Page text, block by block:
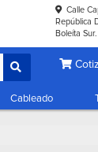
Calle
República
Boleíta
Cableado